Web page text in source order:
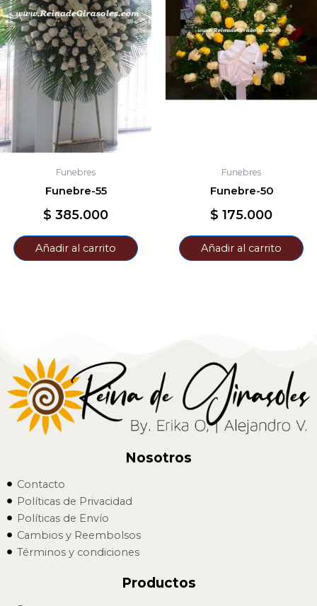
Funebres
Funebre-55
$ 385.000
Añadir al carrito
Funebres
Funebre-50
$ 175.000
Añadir al carrito
Nosotros
Contacto
Políticas de Privacidad
Políticas de Envío
Cambios y Reembolsos
Términos y condiciones
Productos